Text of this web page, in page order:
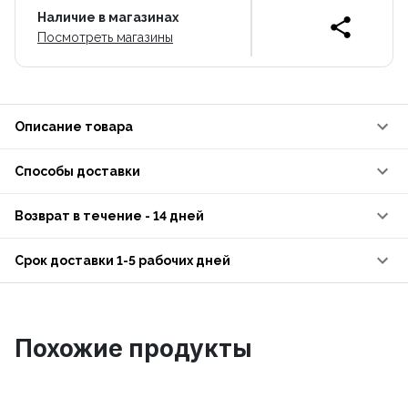
Наличие в магазинах
Посмотреть магазины
Описание товара
Способы доставки
Возврат в течение - 14 дней
Срок доставки 1-5 рабочих дней
Похожие продукты